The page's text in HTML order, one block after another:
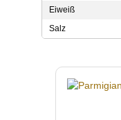
Eiweiß
Salz
Produktgalerie